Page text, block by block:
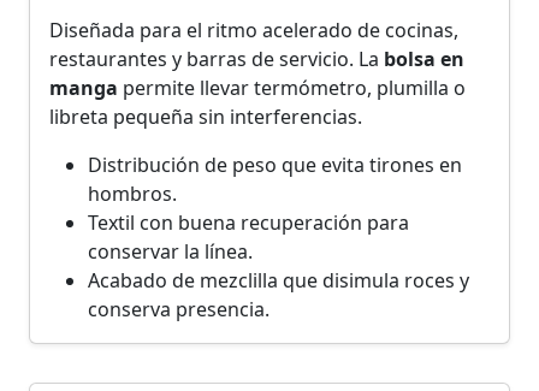
Diseñada para el ritmo acelerado de cocinas,
restaurantes y barras de servicio. La bolsa en
manga permite llevar termómetro, plumilla o
libreta pequeña sin interferencias.
Distribución de peso que evita tirones en
hombros.
Textil con buena recuperación para
conservar la línea.
Acabado de mezclilla que disimula roces y
conserva presencia.